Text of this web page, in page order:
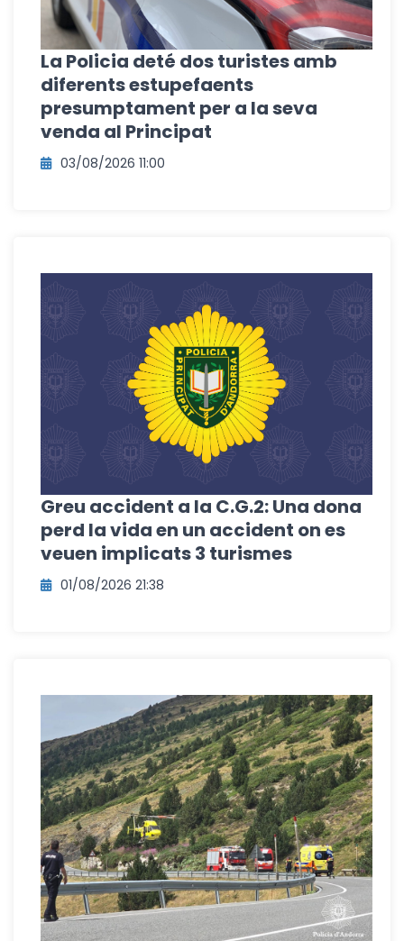
La Policia deté dos turistes amb
diferents estupefaents
presumptament per a la seva
venda al Principat
03/08/2026 11:00
Greu accident a la C.G.2: Una dona
perd la vida en un accident on es
veuen implicats 3 turismes
01/08/2026 21:38